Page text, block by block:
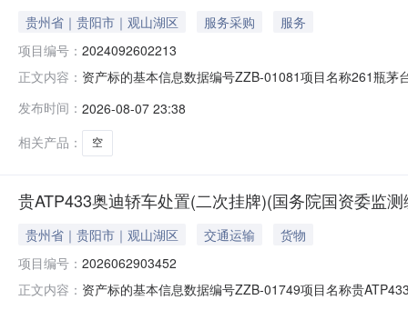
贵州省｜贵阳市｜观山湖区 服务采购
服务
项目编号： 2024092602213
正文内容： 资产标的基本信息数据编号ZZB-01081项目名称261瓶
自行判定，清单明细表仅供参考。是否网上报名是一、
发布时间： 2026-08-07 23:38
相关产品：
空
贵ATP433奥迪轿车处置(二次挂牌)(国务院国资委监
贵州省｜贵阳市｜观山湖区 交通运输
货物
项目编号： 2026062903452
正文内容： 资产标的基本信息数据编号ZZB-01749项目名称贵